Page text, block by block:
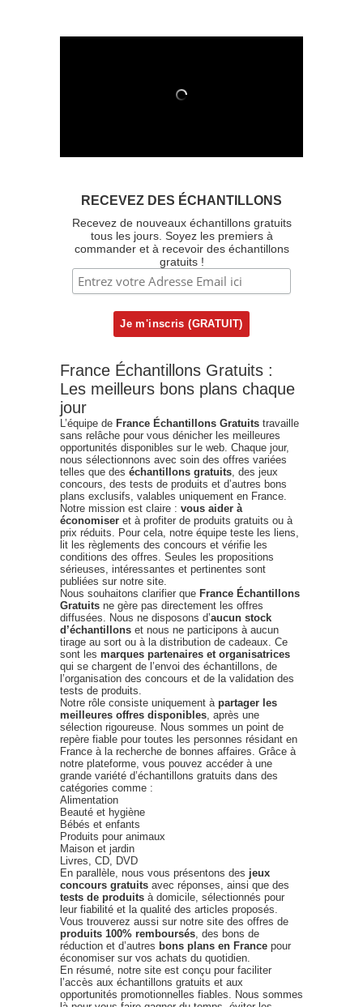
RECEVEZ DES ÉCHANTILLONS
Recevez de nouveaux échantillons gratuits
tous les jours. Soyez les premiers à
commander et à recevoir des échantillons
gratuits !
France Échantillons Gratuits :
Les meilleurs bons plans chaque
jour
L’équipe de France Échantillons Gratuits travaille
sans relâche pour vous dénicher les meilleures
opportunités disponibles sur le web. Chaque jour,
nous sélectionnons avec soin des offres variées
telles que des échantillons gratuits , des jeux
concours, des tests de produits et d’autres bons
plans exclusifs, valables uniquement en France.
Notre mission est claire : vous aider à
économiser et à profiter de produits gratuits ou à
prix réduits. Pour cela, notre équipe teste les liens,
lit les règlements des concours et vérifie les
conditions des offres. Seules les propositions
sérieuses, intéressantes et pertinentes sont
publiées sur notre site.
Nous souhaitons clarifier que France Échantillons
Gratuits ne gère pas directement les offres
diffusées. Nous ne disposons d’aucun stock
d’échantillons et nous ne participons à aucun
tirage au sort ou à la distribution de cadeaux. Ce
sont les marques partenaires et organisatrices
qui se chargent de l’envoi des échantillons, de
l’organisation des concours et de la validation des
tests de produits.
Notre rôle consiste uniquement à partager les
meilleures offres disponibles , après une
sélection rigoureuse. Nous sommes un point de
repère fiable pour toutes les personnes résidant en
France à la recherche de bonnes affaires. Grâce à
notre plateforme, vous pouvez accéder à une
grande variété d’échantillons gratuits dans des
catégories comme :
Alimentation
Beauté et hygiène
Bébés et enfants
Produits pour animaux
Maison et jardin
Livres, CD, DVD
En parallèle, nous vous présentons des jeux
concours gratuits avec réponses, ainsi que des
tests de produits à domicile, sélectionnés pour
leur fiabilité et la qualité des articles proposés.
Vous trouverez aussi sur notre site des offres de
produits 100% remboursés , des bons de
réduction et d’autres bons plans en France pour
économiser sur vos achats du quotidien.
En résumé, notre site est conçu pour faciliter
l’accès aux échantillons gratuits et aux
opportunités promotionnelles fiables. Nous sommes